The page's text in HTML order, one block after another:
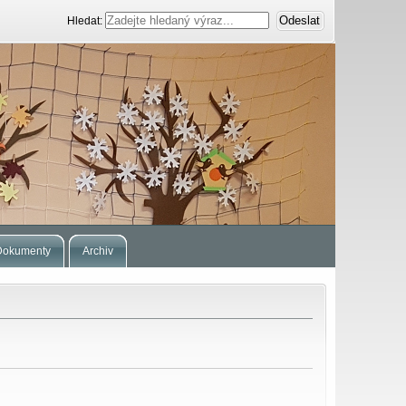
Hledat:
Archiv